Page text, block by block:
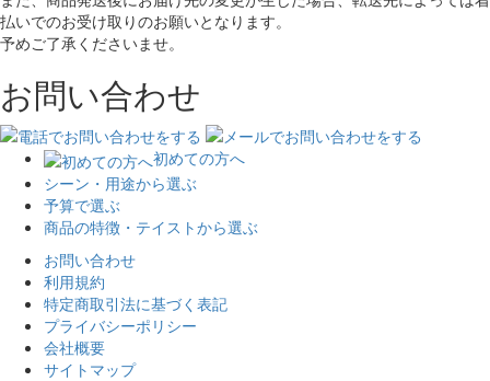
払いでのお受け取りのお願いとなります。
予めご了承くださいませ。
お問い合わせ
初めての方へ
シーン・用途から選ぶ
予算で選ぶ
商品の特徴・テイストから選ぶ
お問い合わせ
利用規約
特定商取引法に基づく表記
プライバシーポリシー
会社概要
サイトマップ